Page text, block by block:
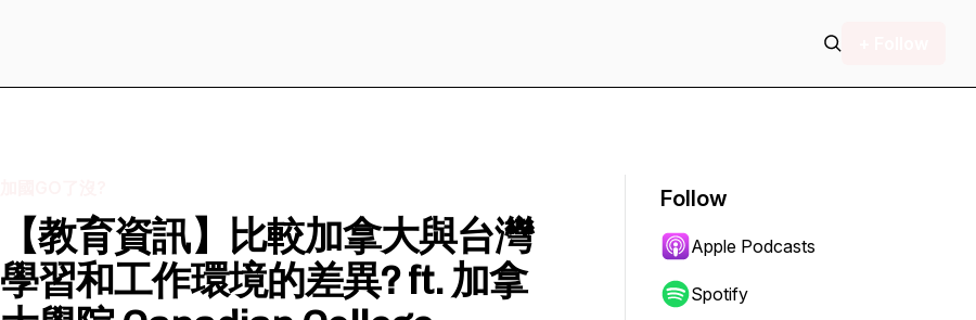
【教育資訊】比較加拿大與台灣
學習和工作環境的差異? ft. 加拿
Follow
Apple Podcasts
Spotify